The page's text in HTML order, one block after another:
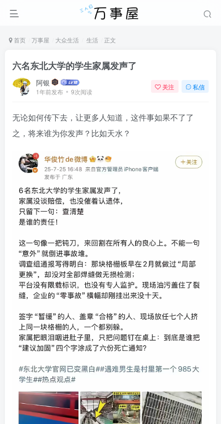
首页 万事屋 大众生活 生活 正文
六名东北大学的学生家属发声了
阿银
1年前发布 9次阅读
关注 私信
无论如何传下去，让更多人知道，这件事如果不了了
之，将来谁为你发声？比如天水？